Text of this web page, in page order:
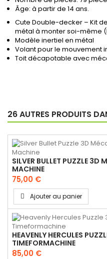
Âge: à partir de 14 ans.
Cute Double-decker – Kit
métal à monter soi-même
Modèle inertiel en métal
Volant pour le mouvement
Toit décapotable avec
26 AUTRES PRODUITS
SILVER BULLET PUZZLE 3D
MACHINE
75,00 €
Ajouter au panier
HEAVENLY HERCULES
TIMEFORMACHINE
85,00 €